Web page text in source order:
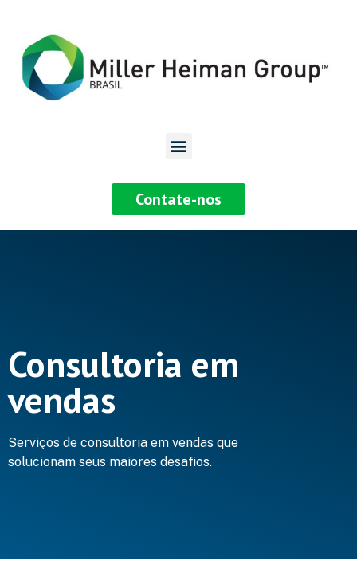
Contate-nos
Consultoria em
vendas
Serviços de consultoria em vendas que
solucionam seus maiores desafios.